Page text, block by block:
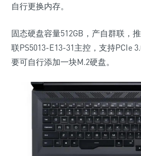
自行更换内存。
固态硬盘容量512GB，产自群联，
联PS5013-E13-31主控，支持PCIe
要可自行添加一块M.2硬盘。